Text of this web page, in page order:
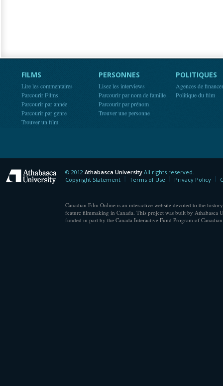
FILMS
Lire les commentaires
Parcourir Films
Parcourir par année
Parcourir par genre
Trouver un film
PERSONNES
Lisez les interviews
Parcourir par nom de famille
Parcourir par prénom
Trouver une personne
POLITIQUES
Agences de
Politique du film
Athabasca University
© 2012 Athabasca University All rights reserved.
Copyright Statement
Terms of Use Privacy Policy
Canadian Film Online is an interactive website devoted to the
feature filmmaking in Canada. This project was built by Athabasca
funded in part by the Canada Interactive Fund Program of